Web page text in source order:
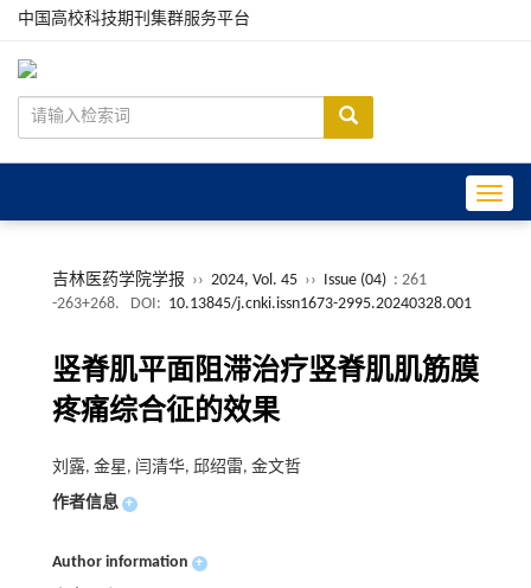
中国高校科技期刊集群服务平台
吉林医药学院学报 ›› 2024, Vol. 45 ›› Issue (04) : 261
-263+268.
DOI: 10.13845/j.cnki.issn1673-2995.20240328.001
竖脊肌平面阻滞治疗竖脊肌肌筋膜
疼痛综合征的效果
刘露, 金星, 闫清华, 邱绍雷, 金文哲
作者信息 +
Author information +